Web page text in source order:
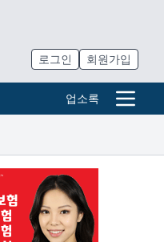
로그인 회원가입
업소록